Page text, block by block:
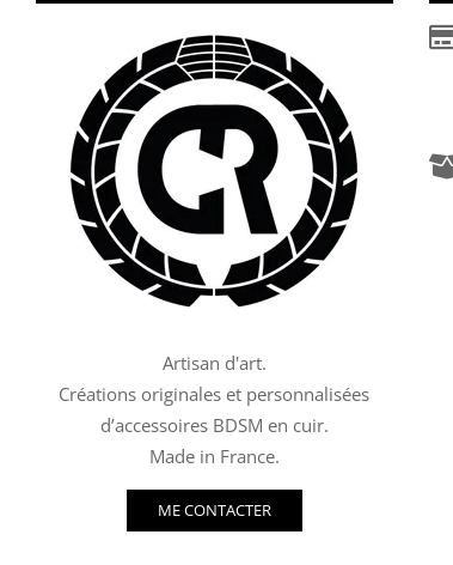
Artisan d'art.
Créations originales et personnalisées
d’accessoires BDSM en cuir.
Made in France.
ME CONTACTER